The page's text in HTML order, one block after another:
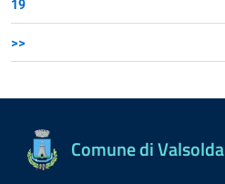
19
>>
Comune di Valsolda